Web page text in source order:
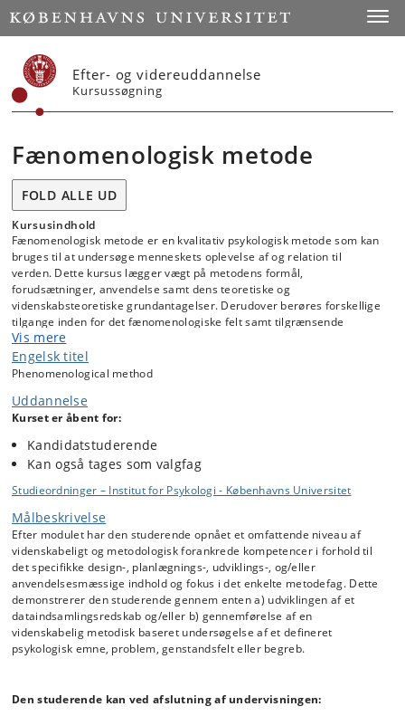
Start
Efter- og videreuddannelse
Kursussøgning
Fænomenologisk metode
FOLD ALLE UD
Kursusindhold
Fænomenologisk metode er en kvalitativ psykologisk metode som kan
bruges til at undersøge menneskets oplevelse af og relation til
verden. Dette kursus lægger vægt på metodens formål,
forudsætninger, anvendelse samt dens teoretiske og
videnskabsteoretiske grundantagelser. Derudover berøres forskellige
tilgange inden for det fænomenologiske felt samt tilgrænsende
metodiske grene af kvalitativ forskning.
På kurset vil vi desuden arbejde praktisk med fænomenologisk
empiriindsamling og analyse; dette med en undersøgende,
diskuterende og afprøvende tilgang til metodens muligheder og
begrænsninger.
Kursets centrale spørgsmål handler om forholdet mellem at beskrive
og fortolke, mellem undersøger og respondent, om subjektets relation
til omverdenen og om hvordan der skabes mening i en oplevelse.
Vis mere
Engelsk titel
Phenomenological method
Uddannelse
Kurset er åbent for:
Kandidatstuderende
Kan også tages som valgfag
Studieordninger – Institut for Psykologi - Københavns Universitet
Målbeskrivelse
Efter modulet har den studerende opnået et omfattende niveau af
videnskabeligt og metodologisk forankrede kompetencer i forhold til
det specifikke design-, planlægnings-, udviklings-, og/eller
anvendelsesmæssige indhold og fokus i det enkelte metodefag. Dette
demonstrerer den studerende gennem enten a) udviklingen af et
dataindsamlingsredskab og/eller b) gennemførelse af en
videnskabelig metodisk baseret undersøgelse af et defineret
psykologisk emne, problem, genstandsfelt eller begreb.
Den studerende kan ved afslutning af undervisningen: